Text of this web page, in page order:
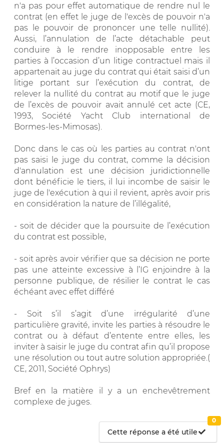
n'a pas pour effet automatique de rendre nul le
contrat (en effet le juge de l'excès de pouvoir n'a
pas le pouvoir de prononcer une telle nullité).
Aussi, l’annulation de l’acte détachable peut
conduire à le rendre inopposable entre les
parties à l’occasion d’un litige contractuel mais il
appartenait au juge du contrat qui était saisi d’un
litige portant sur l’exécution du contrat, de
relever la nullité du contrat au motif que le juge
de l’excès de pouvoir avait annulé cet acte (CE,
1993, Société Yacht Club international de
Bormes-les-Mimosas).
Donc dans le cas où les parties au contrat n'ont
pas saisi le juge du contrat, comme la décision
d'annulation est une décision juridictionnelle
dont bénéficie le tiers, il lui incombe de saisir le
juge de l'exécution à qui il revient, après avoir pris
en considération la nature de l’illégalité,
- soit de décider que la poursuite de l’exécution
du contrat est possible,
- soit après avoir vérifier que sa décision ne porte
pas une atteinte excessive à l’IG enjoindre à la
personne publique, de résilier le contrat le cas
échéant avec effet différé
- Soit s’il s’agit d’une irrégularité d’une
particulière gravité, invite les parties à résoudre le
contrat ou à défaut d’entente entre elles, les
inviter à saisir le juge du contrat afin qu’il propose
une résolution ou tout autre solution appropriée.(
CE, 2011, Société Ophrys)
Bref en la matière il y a un enchevêtrement
complexe de juges.
Cette réponse a été utile
0